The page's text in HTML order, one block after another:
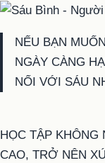
NẾU BẠN
NGÀY CÀNG
NỐI VỚI SÁU
HỌC TẬP KHÔNG
CAO, TRỞ NÊN